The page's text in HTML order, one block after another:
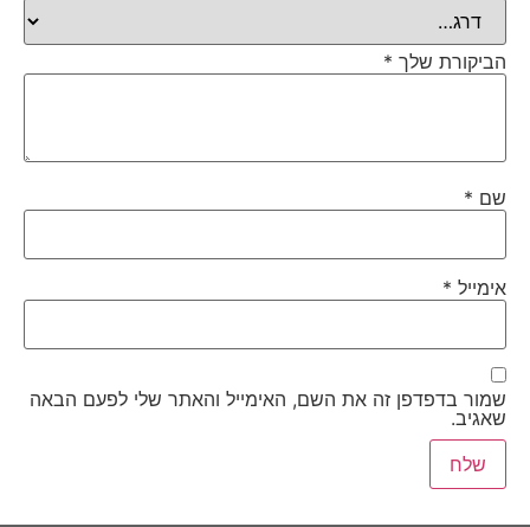
הביקורת שלך *
שם *
אימייל *
שמור בדפדפן זה את השם, האימייל והאתר שלי לפעם הבאה
שאגיב.